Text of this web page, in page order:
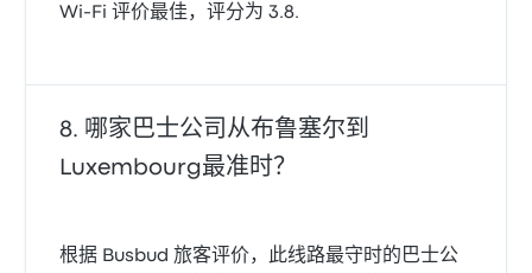
Wi‑Fi 评价最佳，评分为 3.8.
哪家巴士公司从布鲁塞尔到
Luxembourg最准时？
根据 Busbud 旅客评价，此线路最守时的巴士公